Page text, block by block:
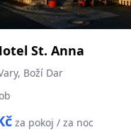
St. Anna
Boží Dar
za pokoj / za noc